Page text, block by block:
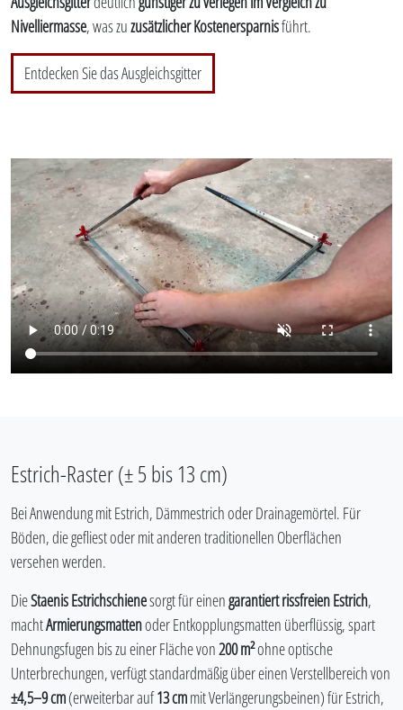
Nivelliermasse, was zuzusätzlicher Kostenersparnisführt.
Entdecken Sie das Ausgleichsgitter
Estrich-Raster (± 5 bis 13 cm)
Bei Anwendung mit Estrich, Dämmestrich oder Drainagemörtel. Für
Böden, die gefliest oder mit anderen traditionellen Oberflächen
versehen werden.
DieStaenis Estrichschienesorgt für einengarantiert rissfreien Estrich,
machtArmierungsmattenoder Entkopplungsmatten überflüssig, spart
Dehnungsfugen bis zu einer Fläche von200 m²ohne optische
Unterbrechungen, verfügt standardmäßig über einen Verstellbereich von
±4,5–9 cm(erweiterbar auf13 cmmit Verlängerungsbeinen) für Estrich,